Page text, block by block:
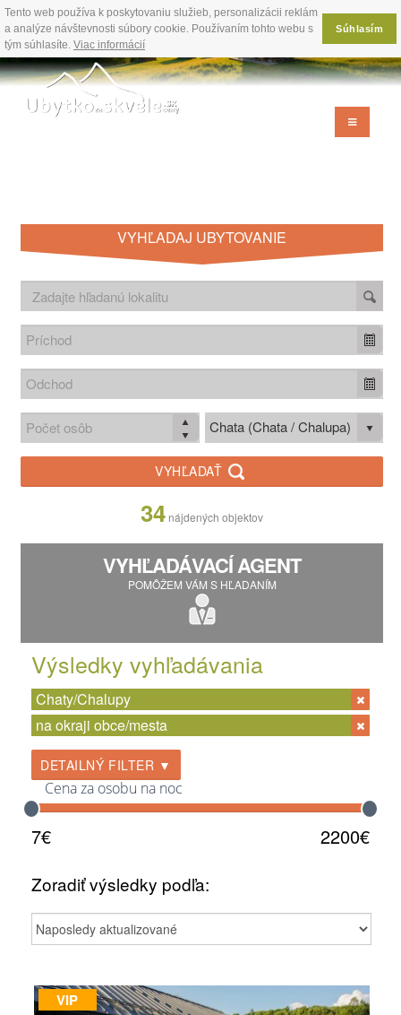
Tento web používa k poskytovaniu služieb, personalizácii reklám
a analýze návštevnosti súbory cookie. Používaním tohto webu s
tým súhlasíte. Viac informácií
Súhlasím
VYHĽADAJ UBYTOVANIE
Chata (Chata / Chalupa)
VYHĽADAŤ
34 nájdených objektov
VYHĽADÁVACÍ AGENT
POMÔŽEM VÁM S HĽADANÍM
Výsledky vyhľadávania
Chaty/Chalupy
na okraji obce/mesta
DETAILNÝ FILTER ▼
Cena za osobu na noc
7€ 2200€
Zoradiť výsledky podľa:
VIP